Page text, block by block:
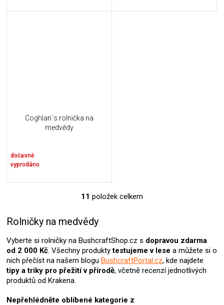
Coghlan´s rolnička na
medvědy
dočasně
vyprodáno
O
d
a
c
í
p
11 položek celkem
Rolničky na medvědy
Vyberte si rolničky na BushcraftShop.cz s dopravou zdarma
od 2 000 Kč. Všechny produktytestujeme v lese a můžete si o
nich přečíst na našem blogu BushcraftPortal.cz, kde najdete
tipy a triky pro přežití v přírodě, včetně recenzí jednotlivých
produktů od Krakena.
Nepřehlédněte oblíbené kategorie z